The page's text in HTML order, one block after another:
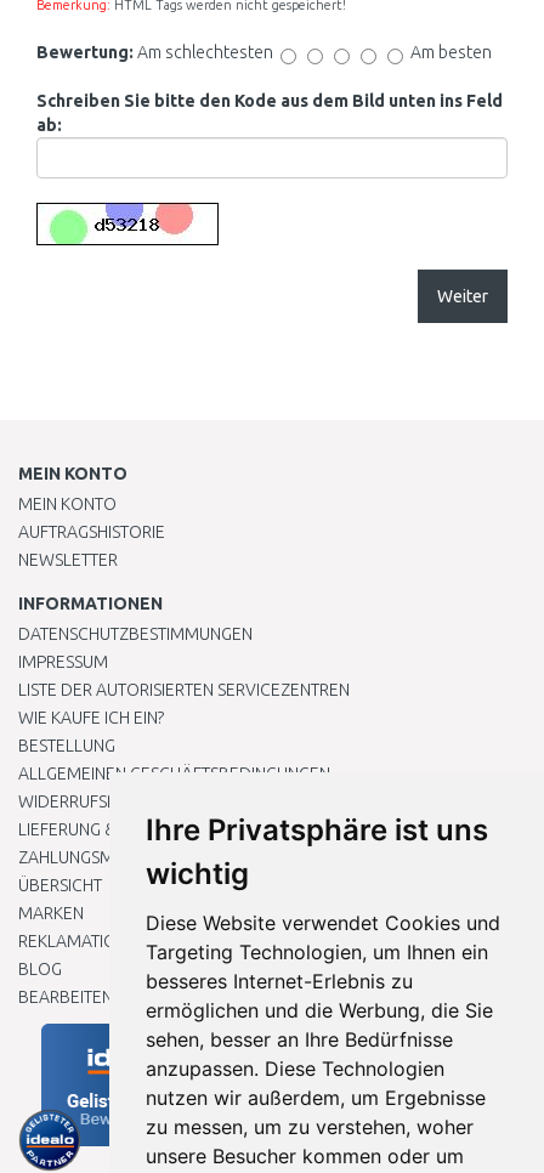
Ihre Privatsphäre ist uns
wichtig
Diese Website verwendet Cookies und
Targeting Technologien, um Ihnen ein
besseres Internet-Erlebnis zu
ermöglichen und die Werbung, die Sie
sehen, besser an Ihre Bedürfnisse
anzupassen. Diese Technologien
nutzen wir außerdem, um Ergebnisse
zu messen, um zu verstehen, woher
unsere Besucher kommen oder um
Bemerkung: HTML Tags werden nicht gespeichert!
Bewertung: Am schlechtesten Am besten
Schreiben Sie bitte den Kode aus dem Bild unten ins Feld
ab:
Weiter
MEIN KONTO
MEIN KONTO
AUFTRAGSHISTORIE
NEWSLETTER
INFORMATIONEN
DATENSCHUTZBESTIMMUNGEN
IMPRESSUM
LISTE DER AUTORISIERTEN SERVICEZENTREN
WIE KAUFE ICH EIN?
BESTELLUNG
ALLGEMEINEN GESCHÄFTSBEDINGUNGEN
WIDERRUFSRECHT
LIEFERUNG & ZAHLUNG
ZAHLUNGSMETHODEN
ÜBERSICHT
MARKEN
REKLAMATIONEN UND RETOUREN
BLOG
BEARBEITEN SIE MEINE COOKIE-EINSTELLUNGEN